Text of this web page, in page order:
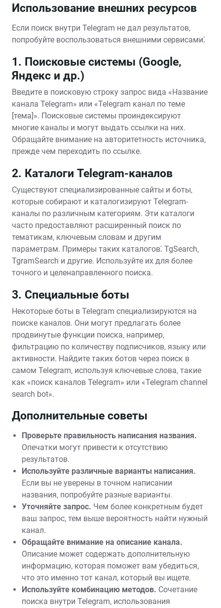
Использование внешних ресурсов
Если поиск внутри Telegram не дал результатов‚
попробуйте воспользоваться внешними сервисами⁚
1. Поисковые системы (Google‚
Яндекс и др.)
Введите в поисковую строку запрос вида «Название
канала Telegram» или «Telegram канал по теме
[тема]». Поисковые системы проиндексируют
многие каналы и могут выдать ссылки на них.
Обращайте внимание на авторитетность источника‚
прежде чем переходить по ссылке.
2. Каталоги Telegram-каналов
Существуют специализированные сайты и боты‚
которые собирают и каталогизируют Telegram-
каналы по различным категориям. Эти каталоги
часто предоставляют расширенный поиск по
тематикам‚ ключевым словам и другим
параметрам. Примеры таких каталогов⁚ TgSearch‚
TgramSearch и другие. Используйте их для более
точного и целенаправленного поиска.
3. Специальные боты
Некоторые боты в Telegram специализируются на
поиске каналов. Они могут предлагать более
продвинутые функции поиска‚ например‚
фильтрацию по количеству подписчиков‚ языку или
активности. Найдите таких ботов через поиск в
самом Telegram‚ используя ключевые слова‚ такие
как «поиск каналов Telegram» или «Telegram channel
search bot».
Дополнительные советы
Проверьте правильность написания названия.
Опечатки могут привести к отсутствию
результатов.
Используйте различные варианты написания.
Если вы не уверены в точном написании
названия‚ попробуйте разные варианты.
Уточняйте запрос. Чем более конкретным будет
ваш запрос‚ тем выше вероятность найти нужный
канал.
Обращайте внимание на описание канала.
Описание может содержать дополнительную
информацию‚ которая поможет вам убедиться‚
что это именно тот канал‚ который вы ищете.
Используйте комбинацию методов. Сочетание
поиска внутри Telegram‚ использования